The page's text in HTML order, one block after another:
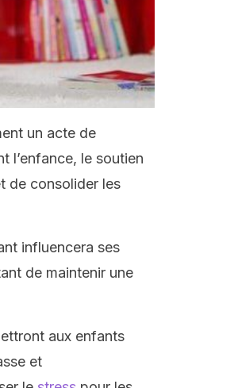
un acte de
l’enfance, le soutien
de consolider les
influencera ses
de maintenir une
aux enfants
et